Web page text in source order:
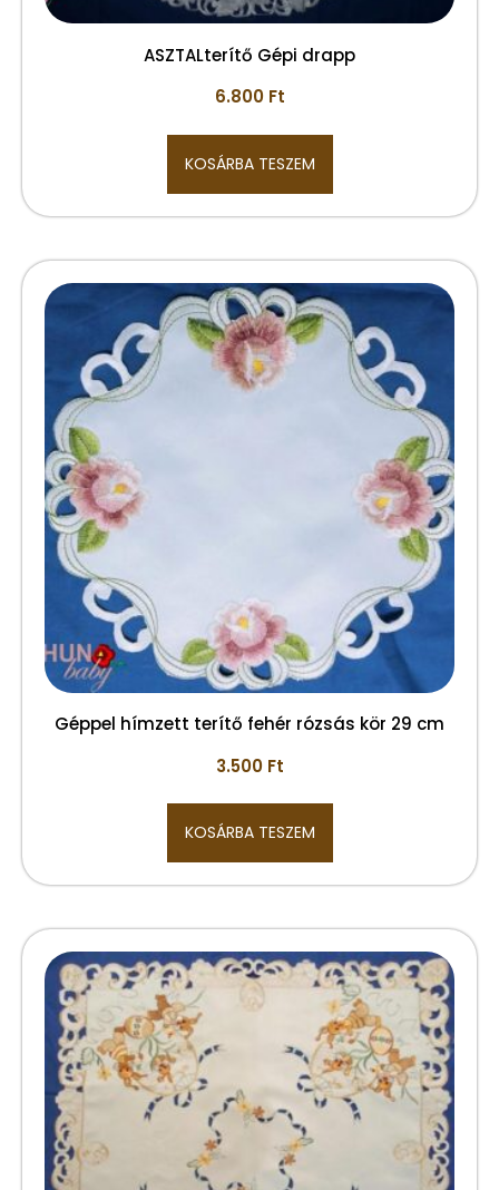
ASZTALterítő Gépi drapp
6.800 Ft
KOSÁRBA TESZEM
Géppel hímzett terítő fehér rózsás kör 29 cm
3.500 Ft
KOSÁRBA TESZEM